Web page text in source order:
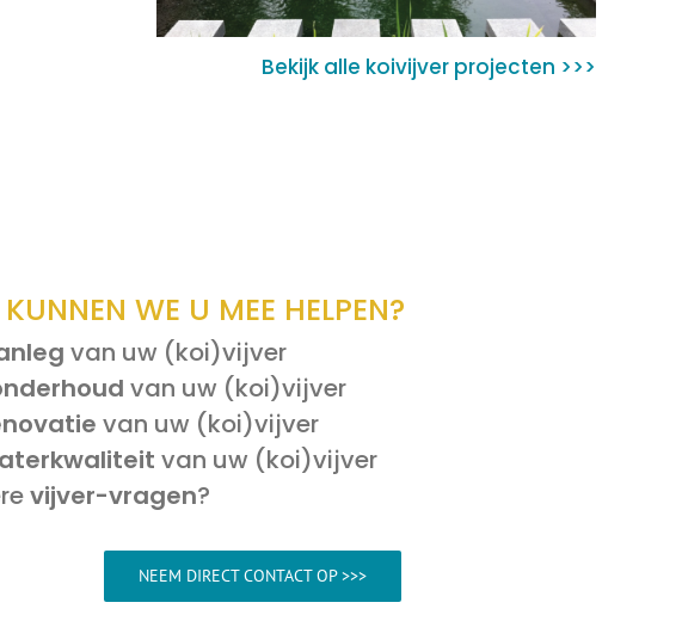
Bekijk alle koivijver projecten >>>
WE U MEE HELPEN?
van uw (koi)vijver
van uw (koi)vijver
van uw (koi)vijver
van uw (koi)vijver
vijver-vragen?
NEEM DIRECT CONTACT OP >>>